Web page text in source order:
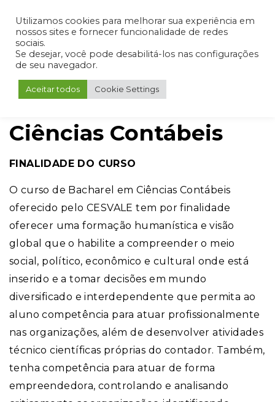
Admin Portal do Aluno Portal do Professor Portal do Coordenador
Ciências Contábeis
FINALIDADE DO CURSO
O curso de Bacharel em Ciências Contábeis
oferecido pelo CESVALE tem por finalidade
oferecer uma formação humanística e visão
global que o habilite a compreender o meio
social, político, econômico e cultural onde está
inserido e a tomar decisões em mundo
diversificado e interdependente que permita ao
aluno competência para atuar profissionalmente
nas organizações, além de desenvolver atividades
técnico científicas próprias do contador. Também,
tenha competência para atuar de forma
empreendedora, controlando e analisando
Utilizamos cookies para melhorar sua experiência em
nossos sites e fornecer funcionalidade de redes
sociais.
Se desejar, você pode desabilitá-los nas configurações
de seu navegador.
Aceitar todos Cookie Settings